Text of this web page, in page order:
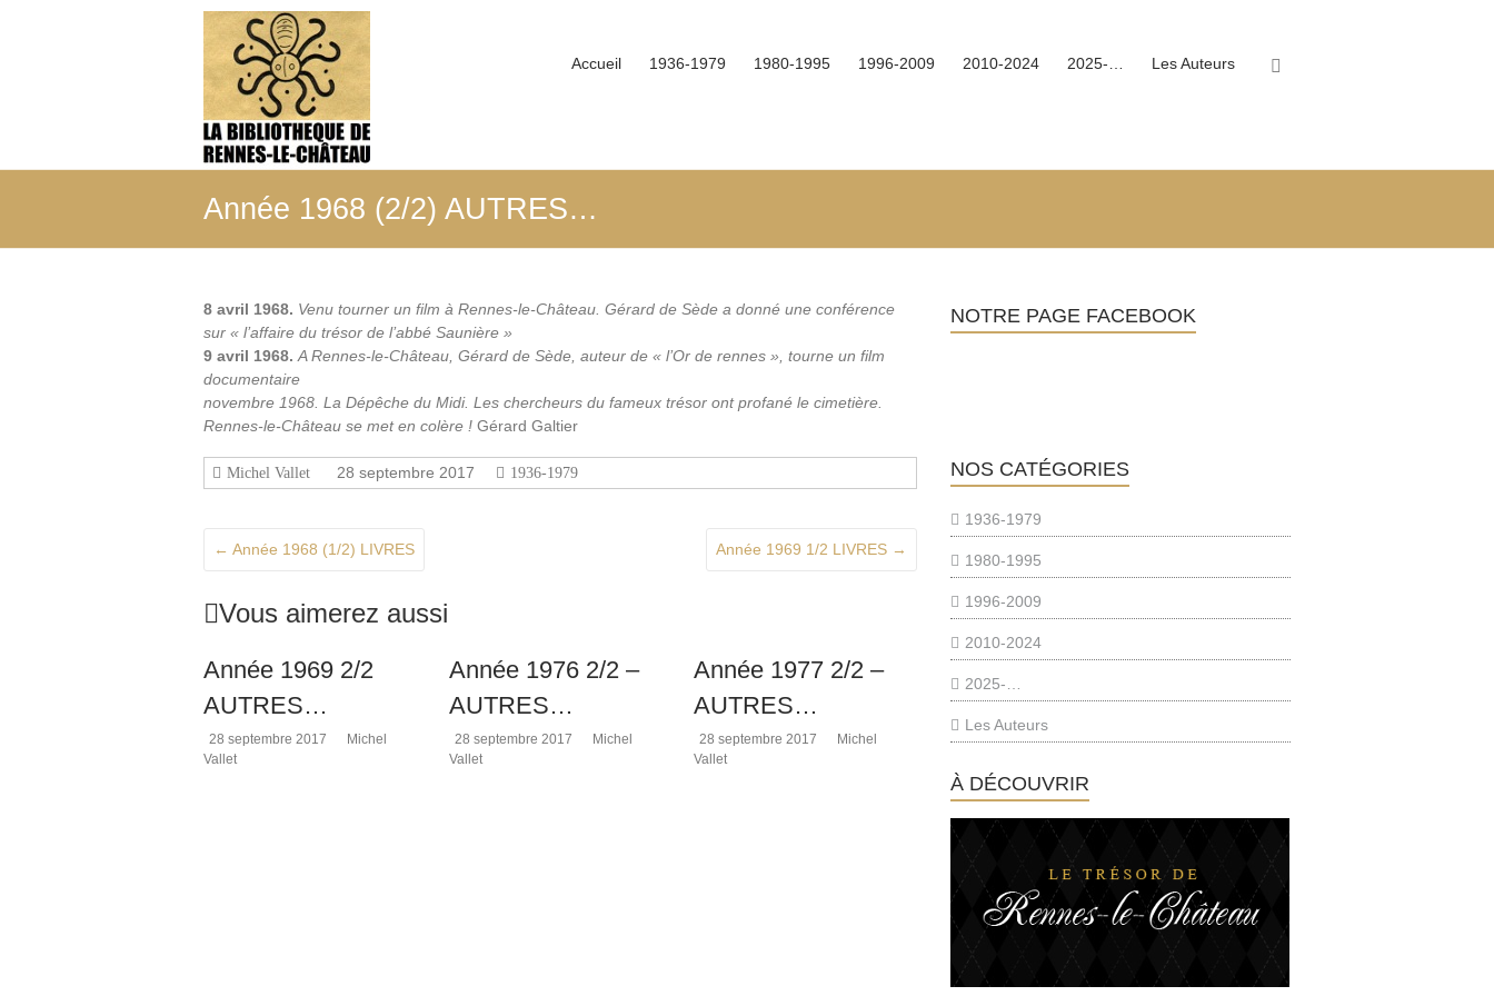
La
Bibliothèque
de
Rennes-
le-
Château
ce
a
filmé,
enregistré
sur
les
Rennes-
l'histoire
l'abbé
Saunière
et
sujets
connexes
Accueil 1936-1979 1980-1995 1996-2009 2010-2024 2025-… Les Auteurs
Année 1968 (2/2) AUTRES…
8 avril 1968. Venu tourner un film à Rennes-le-Château. Gérard de Sède a donné une conférence
sur « l’affaire du trésor de l’abbé Saunière »
9 avril 1968. A Rennes-le-Château, Gérard de Sède, auteur de « l’Or de rennes », tourne un film
documentaire
novembre 1968. La Dépêche du Midi. Les chercheurs du fameux trésor ont profané le cimetière.
Rennes-le-Château se met en colère ! Gérard Galtier
Michel Vallet 28 septembre 2017 1936-1979
← Année 1968 (1/2) LIVRES Année 1969 1/2 LIVRES →
Vous aimerez aussi
Année 1969 2/2
AUTRES…
28 septembre 2017
Michel
Vallet
Année 1976 2/2 –
AUTRES…
28 septembre 2017
Michel
Vallet
Année 1977 2/2 –
AUTRES…
28 septembre 2017
Michel
Vallet
NOTRE PAGE FACEBOOK
NOS CATÉGORIES
1936-1979
1980-1995
1996-2009
2010-2024
2025-…
Les Auteurs
À DÉCOUVRIR